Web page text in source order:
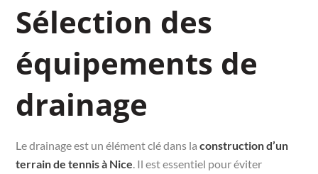
Sélection des
équipements de
drainage
Le drainage est un élément clé dans laconstruction d’un
terrain de tennis à Nice. Il est essentiel pour éviter